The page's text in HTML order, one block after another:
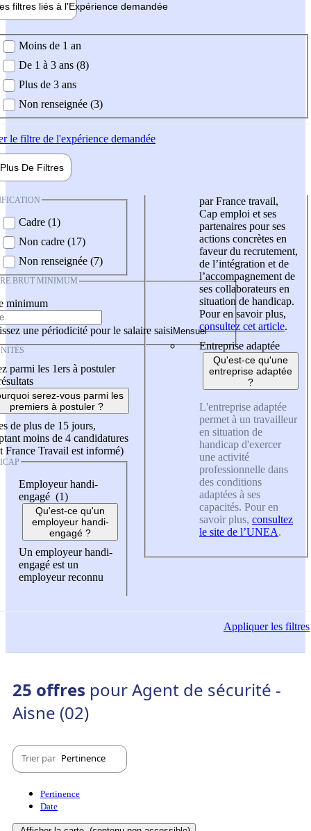
filtres liés à l'Expérience demandée
demandée
Moins de 1 an
De 1 à 3 ans (8)
Plus de 3 ans
Non renseignée (3)
le filtre de l'expérience demandée
Plus De Filtres
Cadre (1)
Non cadre (17)
Non renseignée (7)
BRUT MINIMUM
minimum
une périodicité pour le salaire saisi
parmi les 1ers à postuler
serez-vous parmi les
premiers à postuler ?
de plus de 15 jours,
moins de 4 candidatures
France Travail est informé)
Employeur handi-
engagé (1)
Qu'est-ce qu'un
employeur handi-
engagé ?
Un employeur handi-
engagé est un
employeur reconnu
par France travail,
Cap emploi et ses
partenaires pour ses
actions concrètes en
faveur du recrutement,
de l’intégration et de
l’accompagnement de
ses collaborateurs en
situation de handicap.
Pour en savoir plus,
consultez cet article.
Entreprise adaptée
Qu'est-ce qu'une
entreprise adaptée
?
L'entreprise adaptée
permet à un travailleur
en situation de
handicap d'exercer
une activité
professionnelle dans
des conditions
adaptées à ses
capacités. Pour en
savoir plus, consultez
le site de l’UNEA.
Appliquerles filtres
25 offres pour Agent de sécurité -
Aisne (02)
Trier par Pertinence
Pertinence
Date